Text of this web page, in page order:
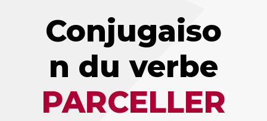
Conjugaiso
n du verbe
PARCELLER